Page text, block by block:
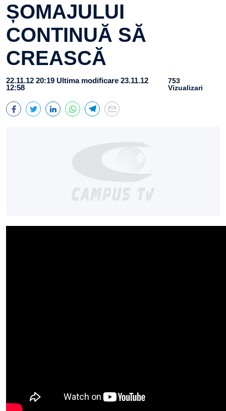
ȘOMAJULUI
CONTINUĂ SĂ
CREASCĂ
22.11.12 20:19 Ultima modificare 23.11.12
12:58
753
Vizualizari